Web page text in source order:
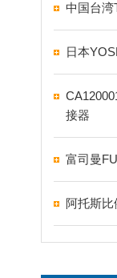
中国台湾
日本
接器
富司曼
阿托斯比